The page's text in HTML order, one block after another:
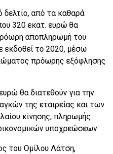
από τα καθαρά
320 εκατ. ευρώ θα
αποπληρωμή του
εκδοθεί το 2020, μέσω
πρόωρης εξόφλησης
θα διατεθούν για την
της εταιρείας και των
κίνησης, πληρωμής
υποχρεώσεων.
του Ομίλου Λάτση,